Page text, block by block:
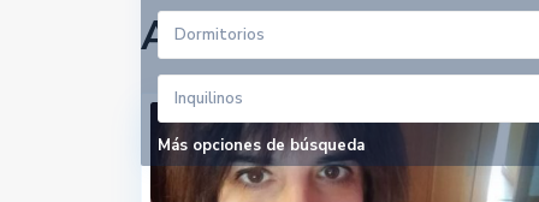
Dormitorios
Inquilinos
Más opciones de búsqueda
Arrendadores en